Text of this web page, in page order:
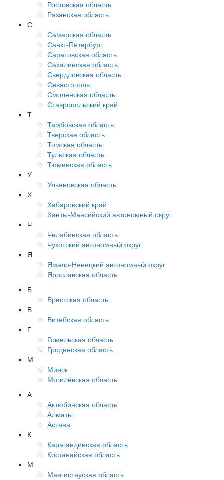
Ростовская область
Рязанская область
С
Самарская область
Санкт-Петербург
Саратовская область
Сахалинская область
Свердловская область
Севастополь
Смоленская область
Ставропольский край
Т
Тамбовская область
Тверская область
Томская область
Тульская область
Тюменская область
У
Ульяновская область
Х
Хабаровский край
Ханты-Мансийский автономный округ
Ч
Челябинская область
Чукотский автономный округ
Я
Ямало-Ненецкий автономный округ
Ярославская область
Б
Брестская область
В
Витебская область
Г
Гомельская область
Гроднеская область
М
Минск
Могилёвская область
А
Актюбинская область
Алматы
Астана
К
Карагандинская область
Костанайская область
М
Мангистауская область